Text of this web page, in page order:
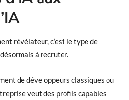
révélateur, c’est le type de
à recruter.
de développeurs classiques ou
veut des profils capables